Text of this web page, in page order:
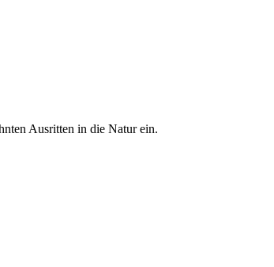
Ausritten in die Natur ein.